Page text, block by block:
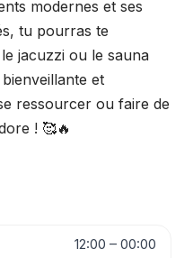
modernes et ses
tu pourras te
jacuzzi ou le sauna
et
ressourcer ou faire de
! 🥰🔥
12:00 – 00:00